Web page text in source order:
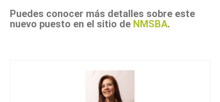
Puedes conocer más detalles sobre este
nuevo puesto en el sitio de NMSBA.